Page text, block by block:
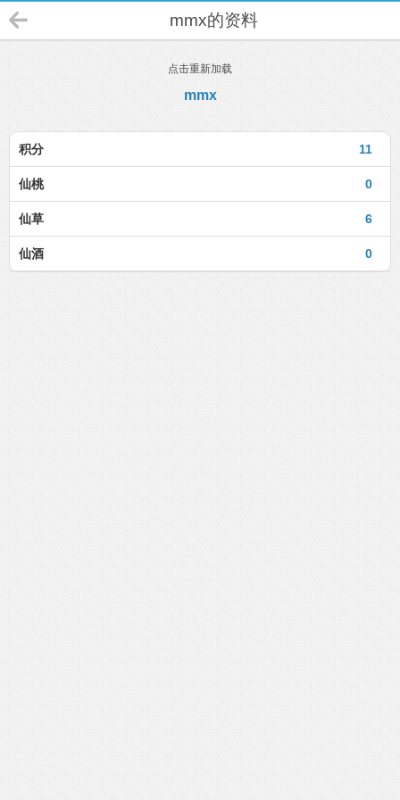
mmx的资料
点击重新加载
mmx
11
积分
0
仙桃
6
仙草
0
仙酒